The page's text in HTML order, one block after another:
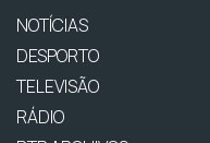
NOTÍCIAS
DESPORTO
TELEVISÃO
RÁDIO